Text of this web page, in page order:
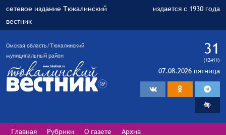
сетевое издание Тюкалинский
вестник
издается с 1930 года
Омская область/Тюкалинский
муниципальный район
31
(12411)
07.08.2026 пятница
Главная Рубрики О газете Архив